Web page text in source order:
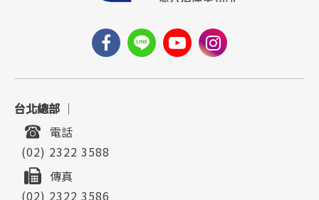
台北總部 ｜
電話
(02) 2322 3588
傳真
(02) 2322 3586